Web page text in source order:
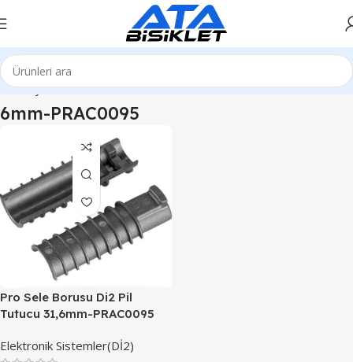
Ana Sayfa Ürünler “6mm-PRAC0095” olarak etiketlendi
6mm-PRAC0095
Pro Sele Borusu Di2 Pil
Tutucu 31,6mm-PRAC0095
Elektronik Sistemler(Dİ2)